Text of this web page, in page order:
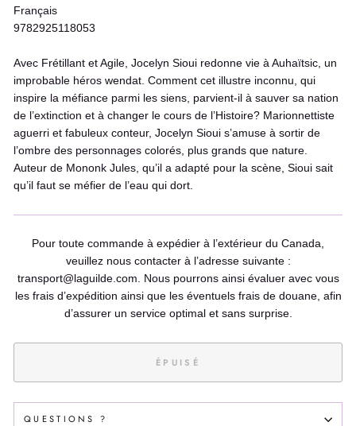
Français
9782925118053
Avec Frétillant et Agile, Jocelyn Sioui redonne vie à Auhaïtsic, un
improbable héros wendat. Comment cet illustre inconnu, qui
inspire la méfiance parmi les siens, parvient-il à sauver sa nation
de l’extinction et à changer le cours de l’Histoire? Marionnettiste
aguerri et fabuleux conteur, Jocelyn Sioui s’amuse à sortir de
l’ombre des personnages colorés, plus grands que nature.
Auteur de Mononk Jules, qu’il a adapté pour la scène, Sioui sait
qu’il faut se méfier de l’eau qui dort.
Pour toute commande à expédier à l’extérieur du Canada,
veuillez nous contacter à l’adresse suivante :
transport@laguilde.com. Nous pourrons ainsi évaluer avec vous
les frais d’expédition ainsi que les éventuels frais de douane, afin
d’assurer un service optimal et sans surprise.
ÉPUISÉ
QUESTIONS ?